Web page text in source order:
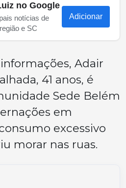
no Google
notícias de
e SC
Adicionar
Adair
41 anos, é
Sede Belém
em
excessivo
morar nas ruas.